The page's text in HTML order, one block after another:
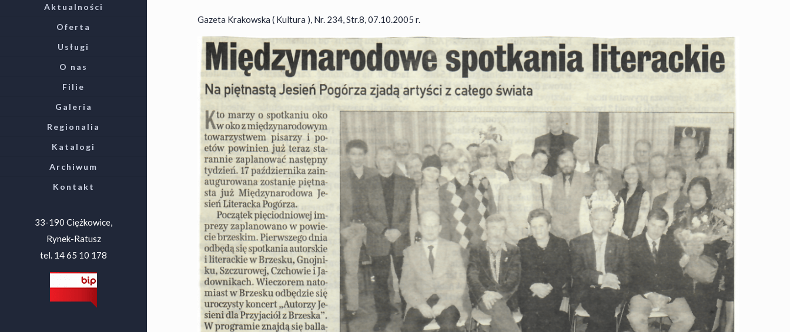
Aktualności
Oferta
Usługi
O nas
Filie
Galeria
Regionalia
Katalogi
Archiwum
Kontakt
33-190 Ciężkowice,
Rynek-Ratusz
tel. 14 65 10 178
Gazeta Krakowska ( Kultura ), Nr. 234, Str.8, 07.10.2005 r.